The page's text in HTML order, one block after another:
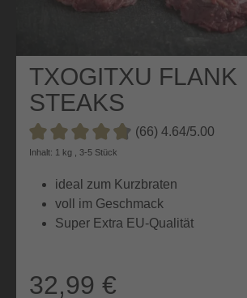
TXOGITXU FLANK
STEAKS
Durchschnittliche Bewertung von 4.6
(66) 4.64/5.00
Inhalt: 1 kg , 3-5 Stück
ideal zum Kurzbraten
voll im Geschmack
Super Extra EU-Qualität
32,99 €